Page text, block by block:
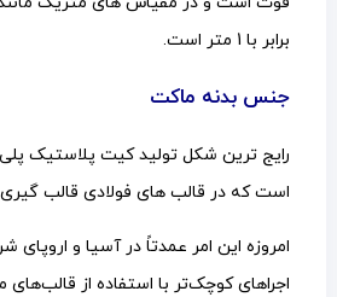
برابر با 1 متر است.
جنس بدنه ماکت
رایج ترین شکل تولید کیت پلاستیک
است که در قالب های فولادی قالب
امروزه این امر عمدتاً در آسیا و
اجراهای کوچک‌تر با استفاده از